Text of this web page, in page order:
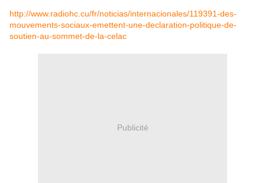
http://www.radiohc.cu/fr/noticias/internacionales/119391-des-
mouvements-sociaux-emettent-une-declaration-politique-de-
soutien-au-sommet-de-la-celac
Publicité